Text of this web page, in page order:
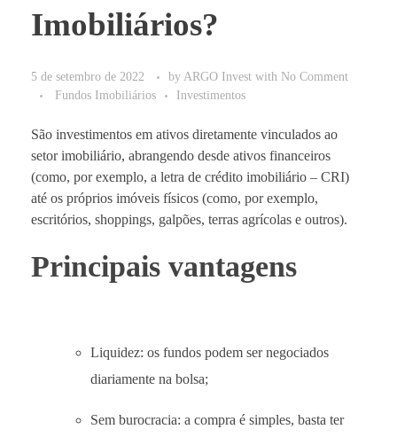
Imobiliários?
5 de setembro de 2022 byARGO Invest with No Comment
Fundos Imobiliários
Investimentos
São investimentos em ativos diretamente vinculados ao
setor imobiliário, abrangendo desde ativos financeiros
(como, por exemplo, a letra de crédito imobiliário – CRI)
até os próprios imóveis físicos (como, por exemplo,
escritórios, shoppings, galpões, terras agrícolas e outros).
Principais vantagens
Liquidez: os fundos podem ser negociados
diariamente na bolsa;
Sem burocracia: a compra é simples, basta ter